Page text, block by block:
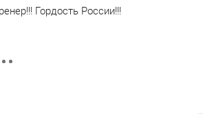
Гордость России!!!